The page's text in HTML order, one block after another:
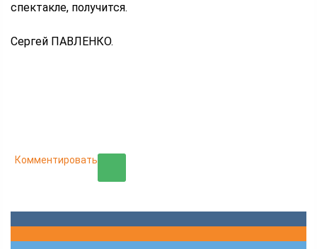
спектакле, получится.
Сергей ПАВЛЕНКО.
Комментировать